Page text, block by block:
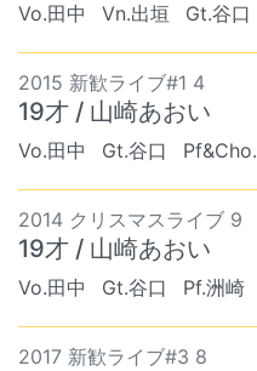
Vo.田中 Vn.出垣 Gt.谷口
2015 新歓ライブ#1 4
19才 / 山崎あおい
Vo.田中 Gt.谷口
2014 クリスマスライブ 9
19才 / 山崎あおい
Vo.田中 Gt.谷口 Pf.洲崎
2017 新歓ライブ#3 8